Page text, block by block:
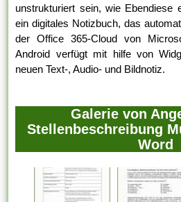
unstrukturiert sein, wie Ebendiese
ein digitales Notizbuch, das
der Office 365-Cloud von
Android verfügt mit hilfe von
neuen Text-, Audio- und Bildnotiz.
Galerie von
Stellenbeschreibung
Word